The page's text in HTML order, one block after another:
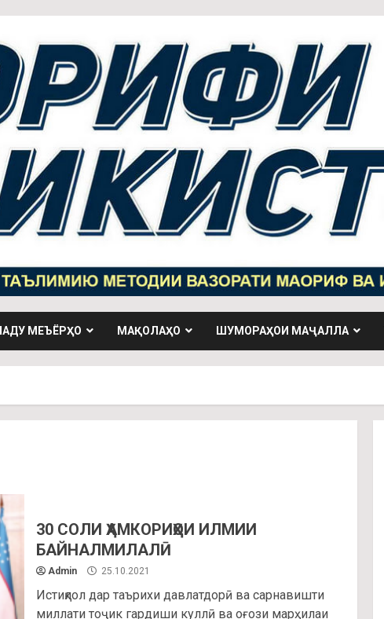
МЕЪЁРҲО МАҚОЛАҲО ШУМОРАҲОИ МАҶАЛЛА
30 СОЛИ ҲАМКОРИҲОИ ИЛМИИ
БАЙНАЛМИЛАЛӢ
Admin 25.10.2021
Истиқлол дар таърихи давлатдорӣ ва сарнавишти
миллати тоҷик гардиши куллӣ ва оғози марҳилаи